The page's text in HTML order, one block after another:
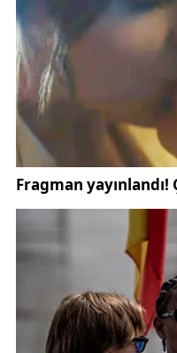
Bu konuda Sivas’a
çok isterdim ancak
vermedi” ifadelerini
haberleri kapsamında
Etkinliğin
Dayanışma Bahçeleri
Ömer Ada, Mustafa
Bakay’ın doğal
sayede tedavi
ederek, “Hocamız ata
faydasını bizzat
İnşallah kısa süre